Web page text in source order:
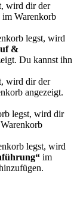
wird dir der
im Warenkorb
legst, wird
&
Du kannst ihn
wird dir der
angezeigt.
legst, wird dir
legst, wird
im